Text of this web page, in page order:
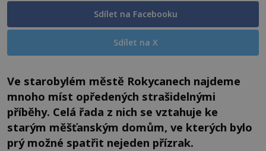
Sdílet na Facebooku
Sdílet na X
Ve starobylém městě Rokycanech najdeme
mnoho míst opředených strašidelnými
příběhy. Celá řada z nich se vztahuje ke
starým měšťanským domům, ve kterých bylo
prý možné spatřit nejeden přízrak.